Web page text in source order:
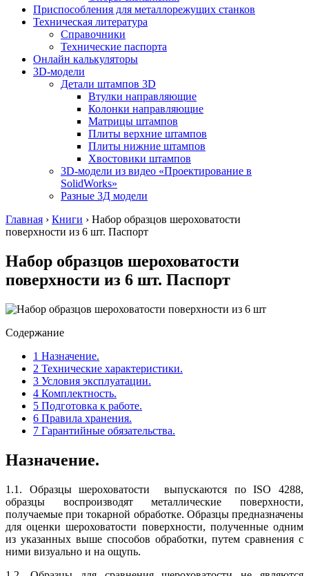
Приспособления для металлорежущих станков
Техническая литература
Справочники
Технические паспорта
Онлайн калькуляторы
3D-модели
Детали штампов 3D
Втулки направляющие
Колонки направляющие
Матрицы штампов
Плиты верхние штампов
Плиты нижние штампов
Хвостовики штампов
3D-модели из видео «Проектирование в
SolidWorks»
Разные 3Д модели
Главная › Книги › Набор образцов шероховатости
поверхности из 6 шт. Паспорт
Набор образцов шероховатости
поверхности из 6 шт. Паспорт
Содержание
1 Назначение.
2 Технические характеристики.
3 Условия эксплуатации.
4 Комплектность.
5 Подготовка к работе.
6 Правила хранения.
7 Гарантийные обязательства.
Назначение.
1.1. Образцы шероховатости выпускаются по ISO 4288,
образцы воспроизводят металлические поверхности,
получаемые при токарной обработке. Образцы предназначены
для оценки шероховатости поверхности, полученные одним
из указанных выше способов обработки, путем сравнения с
ними визуально и на ощупь.